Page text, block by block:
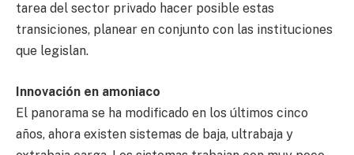
tarea del sector privado hacer posible estas
transiciones, planear en conjunto con las instituciones
que legislan.
Innovación en amoniaco
El panorama se ha modificado en los últimos cinco
años, ahora existen sistemas de baja, ultrabaja y